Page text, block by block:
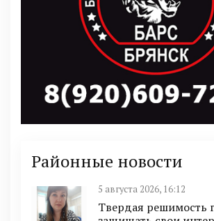
Районные новости
5 августа 2026, 16:12
Твердая решимость